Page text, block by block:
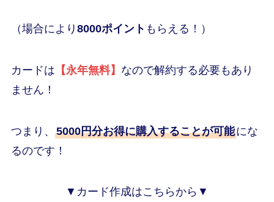
（場合により 8000ポイント もらえる！）
カードは 【永年無料】 なので解約する必要もあり
ません！
つまり、 5000円分お得に購入することが可能にな
るのです！
▼カード作成はこちらから▼